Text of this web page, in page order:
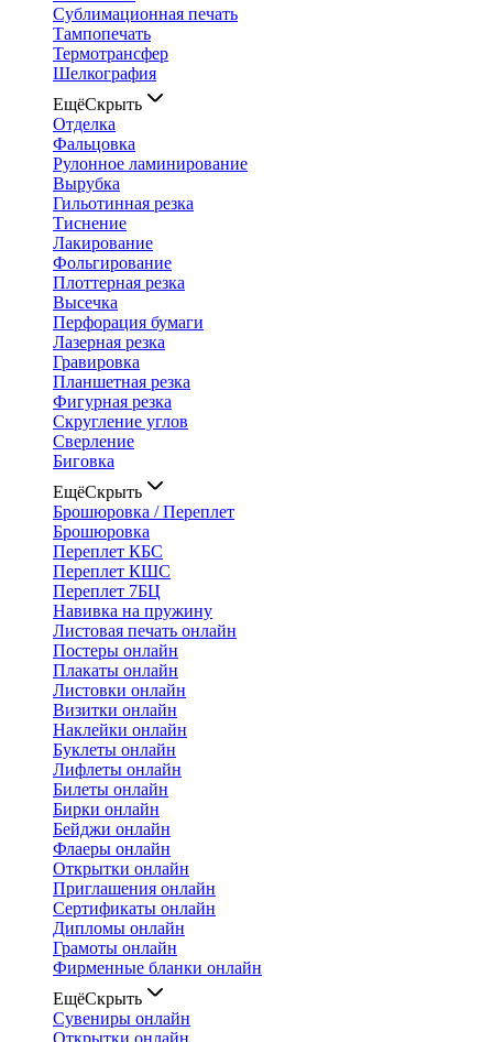
Сублимационная печать
Тампопечать
Термотрансфер
Шелкография
ЕщёСкрыть
Отделка
Фальцовка
Рулонное ламинирование
Вырубка
Гильотинная резка
Тиснение
Лакирование
Фольгирование
Плоттерная резка
Высечка
Перфорация бумаги
Лазерная резка
Гравировка
Планшетная резка
Фигурная резка
Скругление углов
Сверление
Биговка
ЕщёСкрыть
Брошюровка / Переплет
Брошюровка
Переплет КБС
Переплет КШС
Переплет 7БЦ
Навивка на пружину
Листовая печать онлайн
Постеры онлайн
Плакаты онлайн
Листовки онлайн
Визитки онлайн
Наклейки онлайн
Буклеты онлайн
Лифлеты онлайн
Билеты онлайн
Бирки онлайн
Бейджи онлайн
Флаеры онлайн
Открытки онлайн
Приглашения онлайн
Сертификаты онлайн
Дипломы онлайн
Грамоты онлайн
Фирменные бланки онлайн
ЕщёСкрыть
Сувениры онлайн
Открытки онлайн